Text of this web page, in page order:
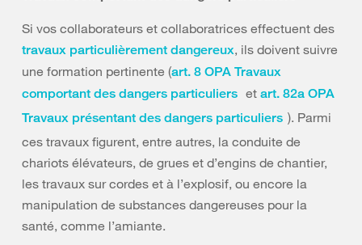
Si vos collaborateurs et collaboratrices effectuent des
travaux particulièrement dangereux, ils doivent suivre
une formation pertinente (art. 8 OPA Travaux
comportant des dangers particuliers et art. 82a OPA
Travaux présentant des dangers particuliers ). Parmi
ces travaux figurent, entre autres, la conduite de
chariots élévateurs, de grues et d’engins de chantier,
les travaux sur cordes et à l’explosif, ou encore la
manipulation de substances dangereuses pour la
santé, comme l’amiante.